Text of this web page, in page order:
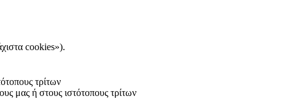
cookies»).
τρίτων
μας ή στους ιστότοπους τρίτων